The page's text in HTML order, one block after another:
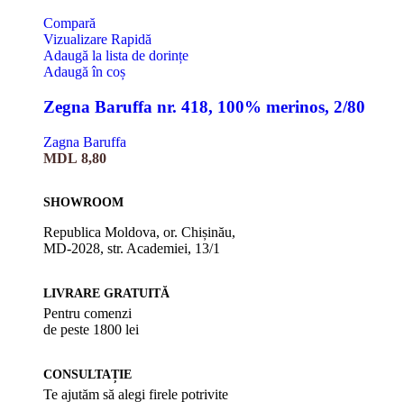
Compară
Vizualizare Rapidă
Adaugă la lista de dorințe
Adaugă în coș
Zegna Baruffa nr. 418, 100% merinos, 2/80
Zagna Baruffa
MDL 8,80
SHOWROOM
Republica Moldova, or. Chișinău,
MD-2028, str. Academiei, 13/1
LIVRARE GRATUITĂ
Pentru comenzi
de peste 1800 lei
CONSULTAȚIE
Te ajutăm să alegi firele potrivite